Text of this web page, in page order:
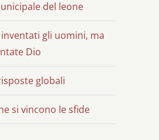
del leone
gli uomini, ma
Dio
globali
si vincono le sfide